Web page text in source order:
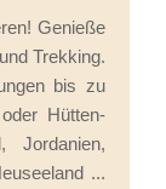
Genieße
Trekking.
bis zu
Hütten-
Jordanien,
...